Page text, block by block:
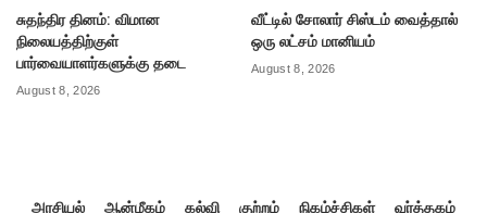
சுதந்திர தினம்: விமான
நிலையத்திற்குள்
பார்வையாளர்களுக்கு தடை
August 8, 2026
வீட்டில் சோலார் சிஸ்டம் வைத்தால்
ஒரு லட்சம் மானியம்
August 8, 2026
அரசியல் ஆன்மீகம் கல்வி குற்றம் நிகழ்ச்சிகள் வர்த்தகம்